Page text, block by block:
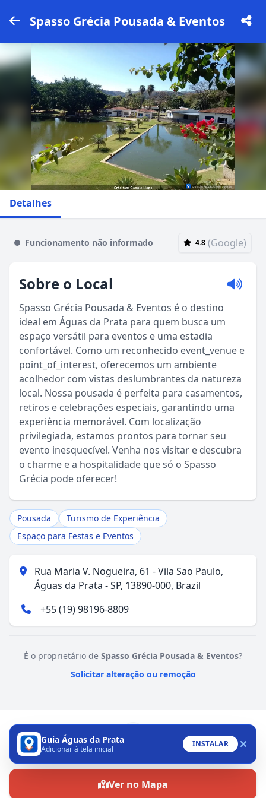
Spasso Grécia Pousada & Eventos
Detalhes
Funcionamento não informado 4.8 (Google)
Sobre o Local
Spasso Grécia Pousada & Eventos é o destino
ideal em Águas da Prata para quem busca um
espaço versátil para eventos e uma estadia
confortável. Como um reconhecido event_venue e
point_of_interest, oferecemos um ambiente
acolhedor com vistas deslumbrantes da natureza
local. Nossa pousada é perfeita para casamentos,
retiros e celebrações especiais, garantindo uma
experiência memorável. Com localização
privilegiada, estamos prontos para tornar seu
evento inesquecível. Venha nos visitar e descubra
o charme e a hospitalidade que só o Spasso
Grécia pode oferecer!
Pousada
Turismo de Experiência
Espaço para Festas e Eventos
Rua Maria V. Nogueira, 61 - Vila Sao Paulo,
Águas da Prata - SP, 13890-000, Brazil
+55 (19) 98196-8809
É o proprietário de Spasso Grécia Pousada & Eventos?
Solicitar alteração ou remoção
Ver no Mapa
Sou Turista em Águas da Prata
Sou Morador
Guia Águas da Prata
Adicionar à tela inicial
INSTALAR